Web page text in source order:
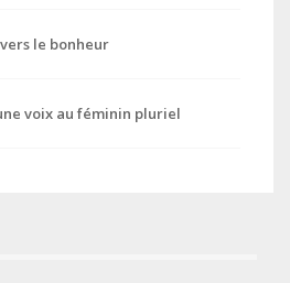
le bonheur
voix au féminin pluriel